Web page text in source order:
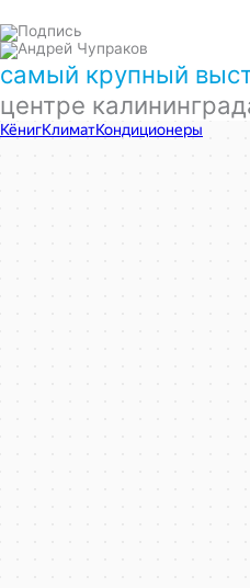
самый крупный
центре
КёнигКлимат
Кондиционеры в Калининграде